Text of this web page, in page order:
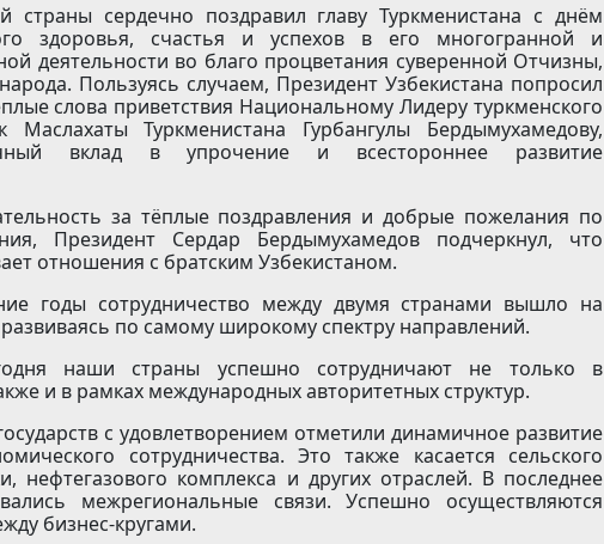
страны сердечно поздравил главу Туркменистана с днём
здоровья, счастья и успехов в его многогранной и
деятельности во благо процветания суверенной Отчизны,
Пользуясь случаем, Президент Узбекистана попросил
слова приветствия Национальному Лидеру туркменского
Маслахаты Туркменистана Гурбангулы Бердымухамедову,
вклад в упрочение и всестороннее развитие
за тёплые поздравления и добрые пожелания по
Президент Сердар Бердымухамедов подчеркнул, что
отношения с братским Узбекистаном.
годы сотрудничество между двумя странами вышло на
по самому широкому спектру направлений.
наши страны успешно сотрудничают не только в
и в рамках международных авторитетных структур.
с удовлетворением отметили динамичное развитие
сотрудничества. Это также касается сельского
нефтегазового комплекса и других отраслей. В последнее
межрегиональные связи. Успешно осуществляются
бизнес-кругами.